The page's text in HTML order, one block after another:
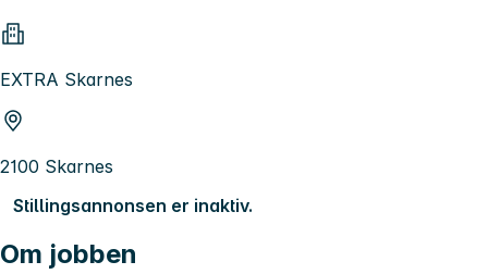
EXTRA Skarnes
2100 Skarnes
Stillingsannonsen er inaktiv.
Om jobben